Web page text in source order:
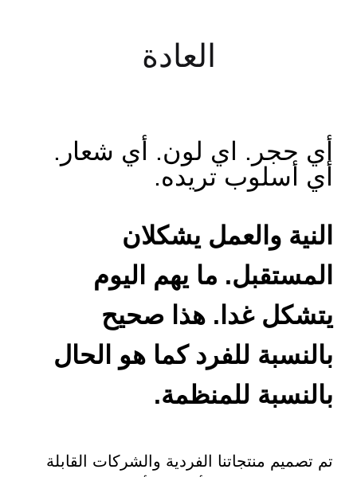
العادة
أي حجر. اي لون. أي شعار.
أي أسلوب تريده.
النية والعمل يشكلان
المستقبل. ما يهم اليوم
يتشكل غدا. هذا صحيح
بالنسبة للفرد كما هو الحال
بالنسبة للمنظمة.
تم تصميم منتجاتنا الفردية والشركات القابلة